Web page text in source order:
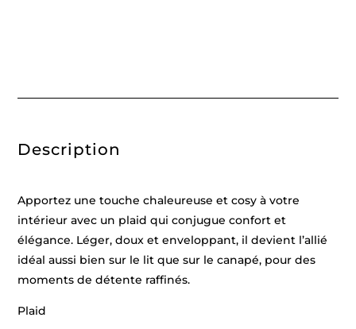
Description
Apportez une touche chaleureuse et cosy à votre
intérieur avec un plaid qui conjugue confort et
élégance. Léger, doux et enveloppant, il devient l’allié
idéal aussi bien sur le lit que sur le canapé, pour des
moments de détente raffinés.
Plaid